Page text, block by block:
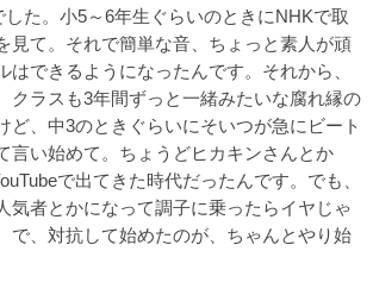
た。小5～6年生ぐらいのときにNHKで取
見て。それで簡単な音、ちょっと素人が頑
はできるようになったんです。それから、
クラスも3年間ずっと一緒みたいな腐れ縁の
ど、中3のときぐらいにそいつが急にビート
言い始めて。ちょうどヒカキンさんとか
で出てきた時代だったんです。でも、
気者とかになって調子に乗ったらイヤじゃ
で、対抗して始めたのが、ちゃんとやり始